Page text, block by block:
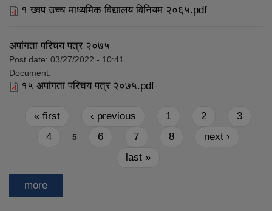
१ ख्वप उच्च माध्यमिक विद्यालय विनियम २०६५.pdf
अपांगता परिचय पत्र २०७५
Post date: 03/27/2022 - 10:41
Document:
१५ अपांगता परिचय पत्र २०७५.pdf
Pages
« first ‹ previous 1 2
3
4
5 6 7 8
next ›
last »
more